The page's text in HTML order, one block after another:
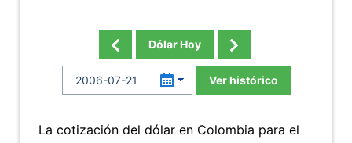
Dólar Hoy
Ver histórico
La cotización del dólar en Colombia para el